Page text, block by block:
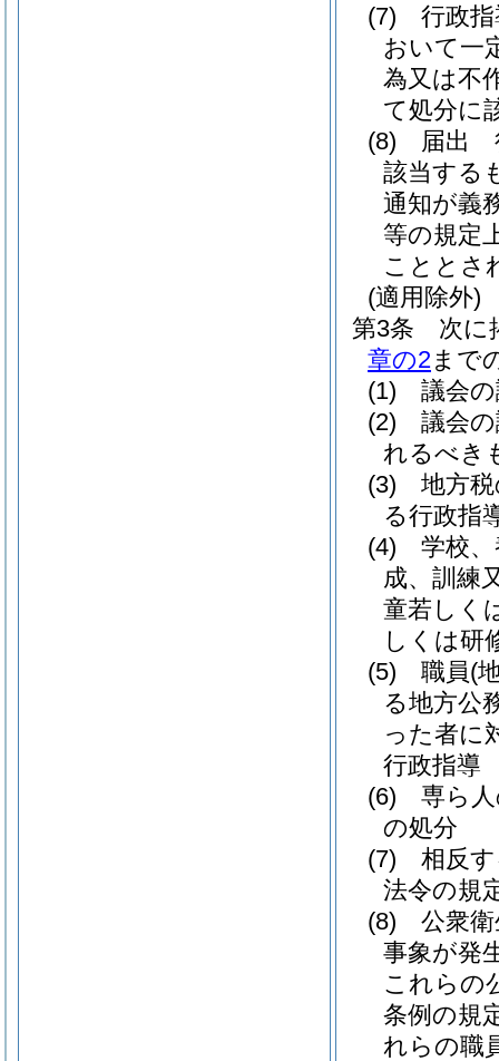
(7)
行政
おいて一
為又は不
て処分に
(8)
届出
該当する
通知が義
等の規定
こととさ
(適用除外)
第3条
次に
章の2まで
(1)
議会
(2)
議会
れるべき
(3)
地方
る行政指
(4)
学校
成、訓練
童若しく
しくは研
(5)
職員(
る地方公
った者に
行政指導
(6)
専ら
の処分
(7)
相反
法令の規
(8)
公衆
事象が発
これらの
条例の規
れらの職